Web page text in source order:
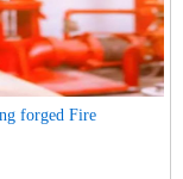
forged Fire